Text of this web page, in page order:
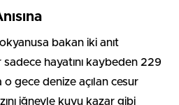
bakan iki anıt
sadece hayatını kaybeden 229
o gece denize açılan cesur
iğneyle kuyu kazar gibi